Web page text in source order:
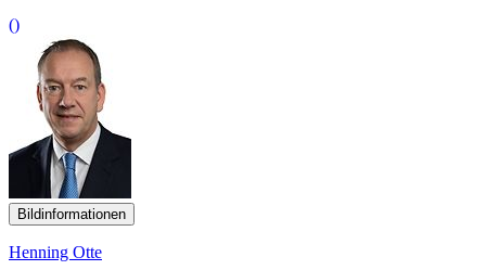
()
Bildinformationen
Henning Otte